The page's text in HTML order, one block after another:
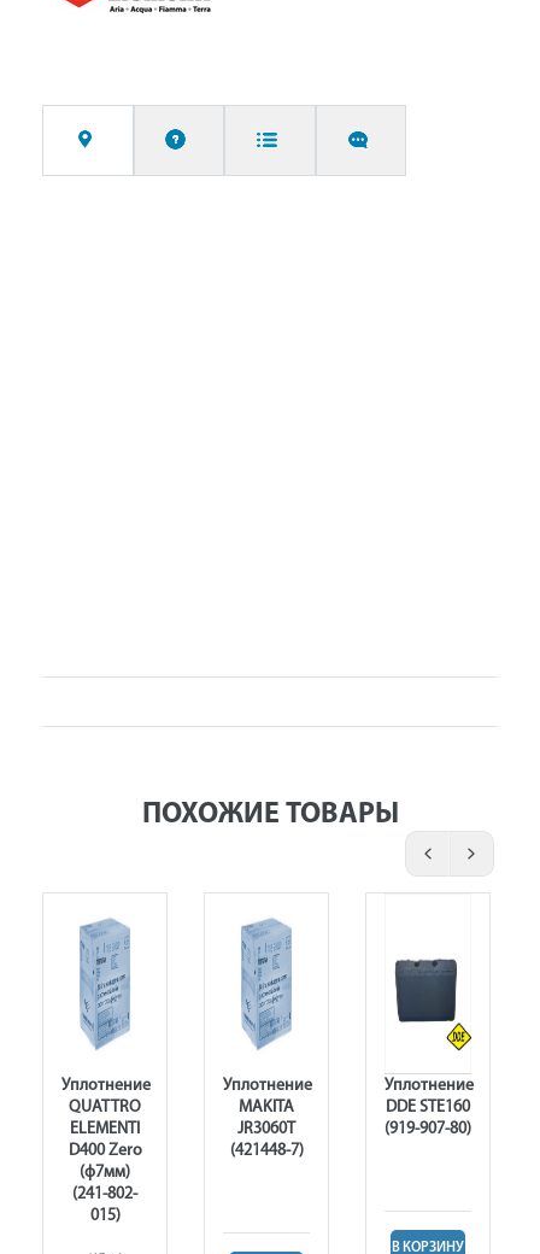
ПОХОЖИЕ ТОВАРЫ
Уплотнение
QUATTRO
ELEMENTI
D400 Zero
(ф7мм)
(241-802-
015)
Уплотнение
MAKITA
JR3060T
(421448-7)
Уплотнение
DDE STE160
(919-907-80)
В КОРЗИНУ